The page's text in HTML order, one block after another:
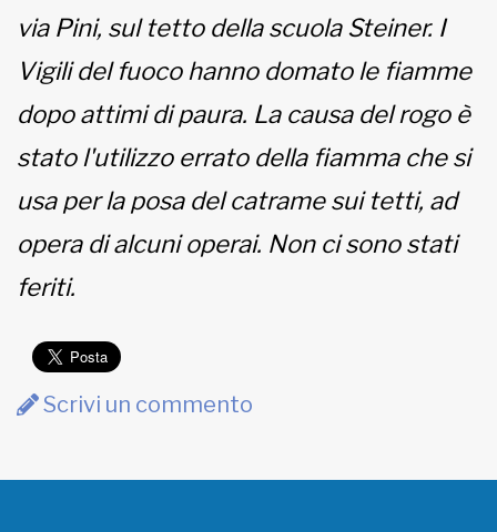
Informativa sulla privacy
via Pini, sul tetto della scuola Steiner. I
Vigili del fuoco hanno domato le fiamme
dopo attimi di paura. La causa del rogo è
stato l'utilizzo errato della fiamma che si
usa per la posa del catrame sui tetti, ad
opera di alcuni operai. Non ci sono stati
feriti.
Scrivi un commento